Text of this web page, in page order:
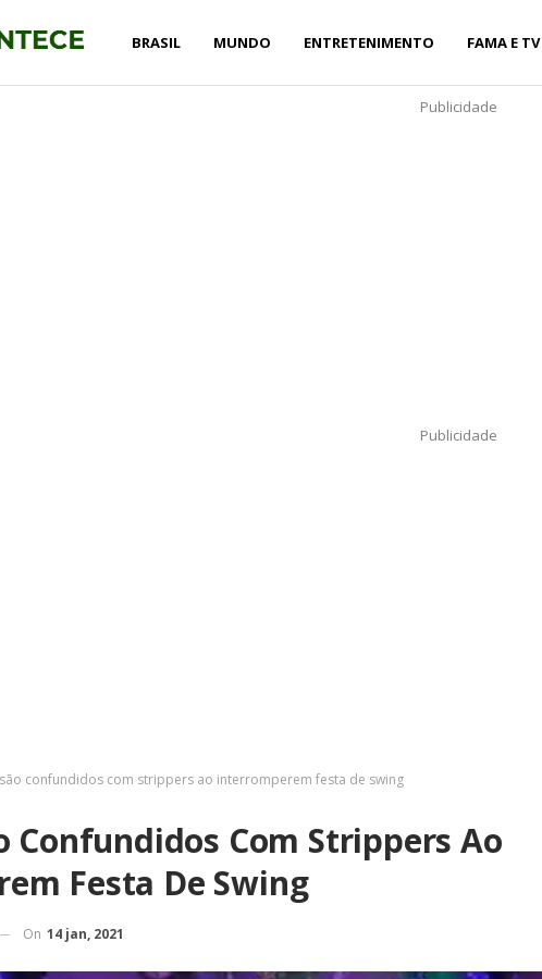
BRASIL MUNDO ENTRETENIMENTO FAMA E TV
Publicidade
Publicidade
confundidos com strippers ao interromperem festa de swing
Confundidos Com Strippers Ao
Festa De Swing
On 14 jan, 2021